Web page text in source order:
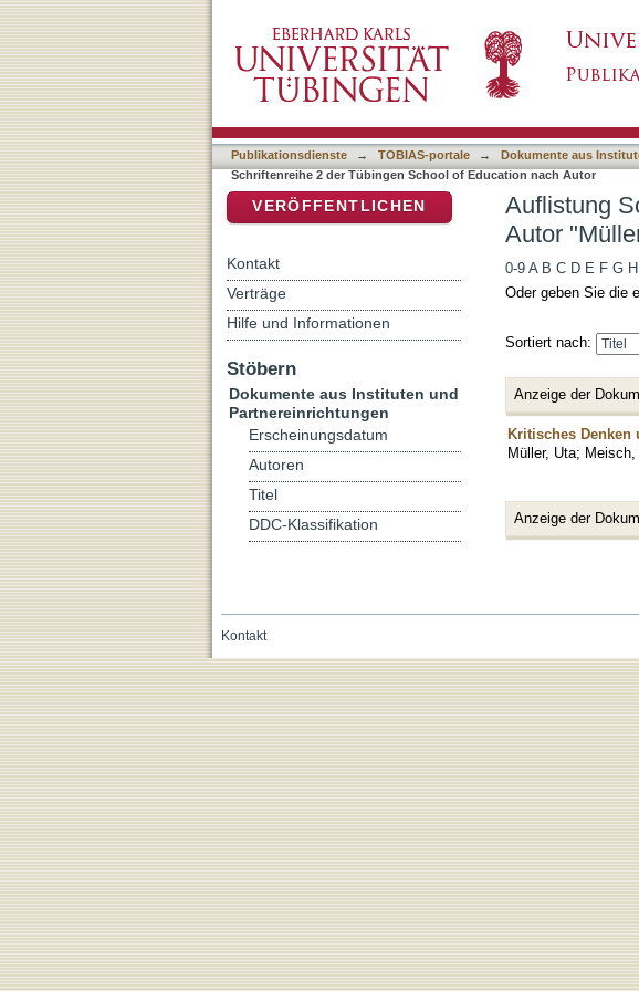
Publikationsdienste → TOBIAS-portale → Dokumente aus
Schriftenreihe 2 der Tübingen School of Education nach Autor
Auflistung
Autor
0-9 A B C D E F G H
Oder geben Sie die
Sortiert nach:
Anzeige der
Kritisches Denken
Müller, Uta;
Anzeige der
VERÖFFENTLICHEN
Kontakt
Verträge
Hilfe und Informationen
Stöbern
Dokumente aus Instituten und
Partnereinrichtungen
Erscheinungsdatum
Autoren
Titel
DDC-Klassifikation
Kontakt